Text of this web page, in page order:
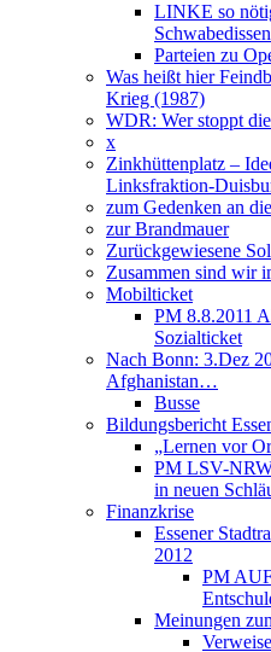
LINKE so
Parteien zu
Was heißt hier
Krieg (1987)
WDR: Wer stoppt
x
Zinkhüttenplatz –
Linksfraktion-
zum Gedenken an
zur Brandmauer
Zurückgewiesene
Zusammen sind wir
Mobilticket
PM 8.8.2011
Sozialticket
Nach Bonn: 3.Dez
Afghanistan…
Busse
Bildungsbericht
„Lernen vor
PM LSV-
in neuen
Finanzkrise
Essener
2012
PM
Meinungen
Verweise